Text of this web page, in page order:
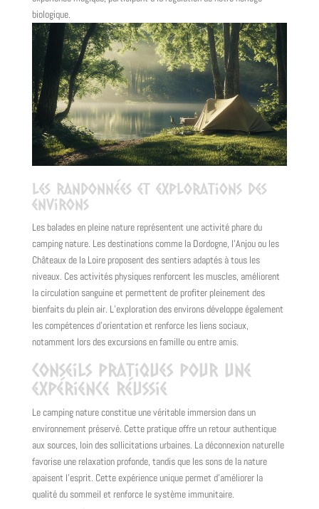
biologique.
Les randonnées et explorations des
environs
Les balades en pleine nature représentent une activité phare du
camping nature. Les destinations comme la Dordogne, l’Anjou ou les
Châteaux de la Loire proposent des sentiers adaptés à tous les
niveaux. Ces activités physiques renforcent les muscles, améliorent
la circulation sanguine et permettent de profiter pleinement des
bienfaits du plein air. L’exploration des environs développe également
les compétences d’orientation et renforce les liens sociaux,
notamment lors des excursions en famille ou entre amis.
Conseils pratiques pour une
expérience réussie
Le camping nature constitue une véritable immersion dans un
environnement préservé. Cette pratique offre un retour authentique
aux sources, loin des sollicitations urbaines. La déconnexion naturelle
favorise une relaxation profonde, tandis que les sons de la nature
apaisent l’esprit. Cette expérience unique permet d’améliorer la
qualité du sommeil et renforce le système immunitaire.